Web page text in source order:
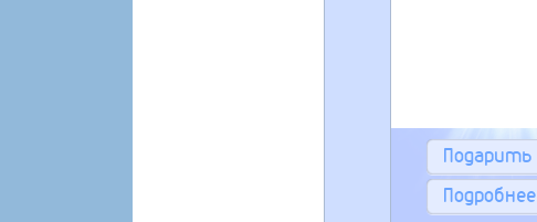
Подарить
Подробнее